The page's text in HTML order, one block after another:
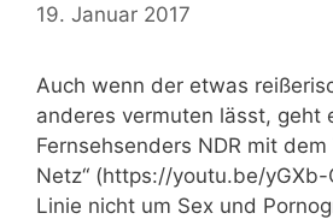
19. Januar 2017
Auch wenn der etwas
anderes vermuten lässt, geht
Fernsehsenders NDR mit
Netz“ (https://youtu.be/yGXb-
Linie nicht um Sex und